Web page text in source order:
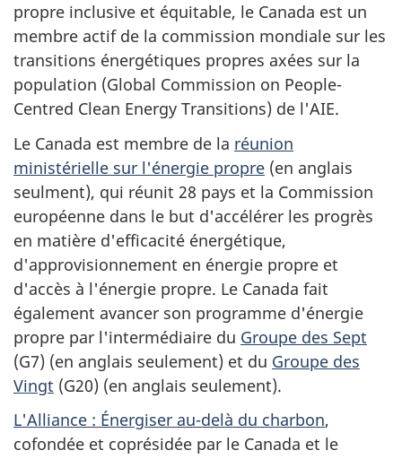
propre inclusive et équitable, le Canada est un
membre actif de la commission mondiale sur les
transitions énergétiques propres axées sur la
population (Global Commission on People-
Centred Clean Energy Transitions) de l'AIE.
Le Canada est membre de la réunion
ministérielle sur l'énergie propre (en anglais
seulment), qui réunit 28 pays et la Commission
européenne dans le but d'accélérer les progrès
en matière d'efficacité énergétique,
d'approvisionnement en énergie propre et
d'accès à l'énergie propre. Le Canada fait
également avancer son programme d'énergie
propre par l'intermédiaire du Groupe des Sept
(G7) (en anglais seulement) et du Groupe des
Vingt (G20) (en anglais seulement).
L'Alliance : Énergiser au-delà du charbon,
cofondée et coprésidée par le Canada et le